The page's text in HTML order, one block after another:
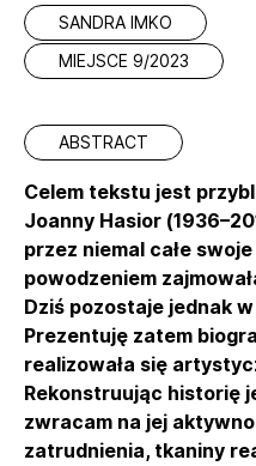
SANDRA IMKO
MIEJSCE 9/2023
ABSTRACT
Celem tekstu jest
Joanny Hasior
przez niemal całe
powodzeniem
Dziś pozostaje jednak
Prezentuję zatem
realizowała się
Rekonstruując historię
zwracam na jej
zatrudnienia, tkaniny